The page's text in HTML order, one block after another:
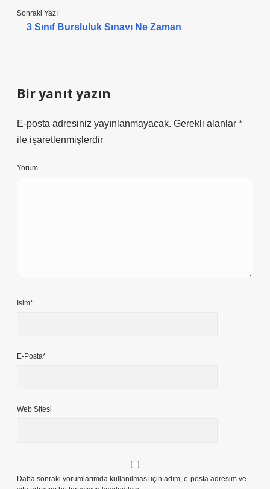
Sonraki Yazı
3 Sınıf Bursluluk Sınavı Ne Zaman
Bir yanıt yazın
E-posta adresiniz yayınlanmayacak. Gerekli alanlar *
ile işaretlenmişlerdir
Yorum
İsim*
E-Posta*
Web Sitesi
Daha sonraki yorumlarımda kullanılması için adım, e-posta adresim ve